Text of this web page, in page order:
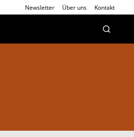
Newsletter Über uns Kontakt